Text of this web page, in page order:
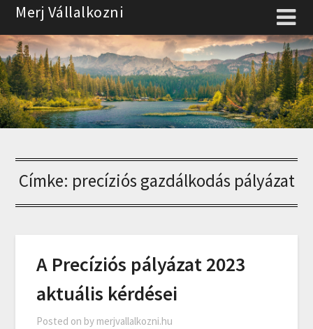
Skip
content
Merj Vállalkozni
Címke: precíziós gazdálkodás pályázat
A Precíziós pályázat 2023
aktuális kérdései
Posted on by merjvallalkozni.hu